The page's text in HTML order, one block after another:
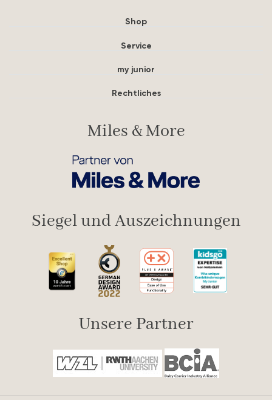
Shop
Service
my junior
Rechtliches
Miles & More
Siegel und Auszeichnungen
Unsere Partner